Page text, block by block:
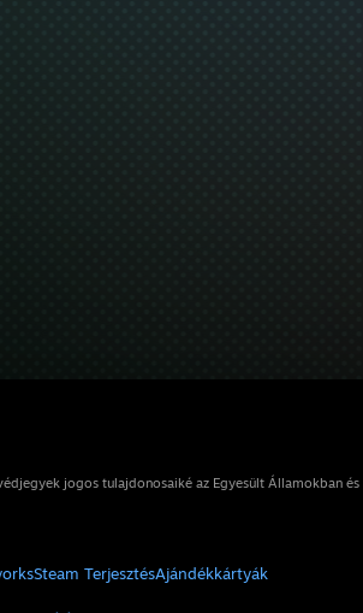
jogos tulajdonosaiké az Egyesült Államokban és
Steam TerjesztésAjándékkártyák